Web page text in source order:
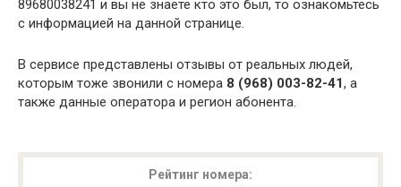
89680038241 и вы не знаете кто это был, то ознакомьтесь
с информацией на данной странице.
В сервисе представлены отзывы от реальных людей,
которым тоже звонили с номера 8 (968) 003-82-41, а
также данные оператора и регион абонента.
Рейтинг номера: